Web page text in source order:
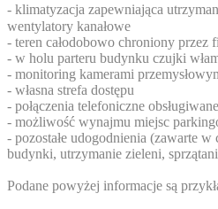
- klimatyzacja zapewniająca
wentylatory kanałowe
- teren całodobowo chroniony przez
- w holu parteru budynku czujki
- monitoring kamerami
- własna strefa dostępu
- połączenia telefoniczne
- możliwość wynajmu miejsc
- pozostałe udogodnienia (zawarte
budynki, utrzymanie zieleni,
Podane powyżej informacje są